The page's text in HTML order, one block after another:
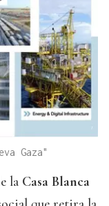
Gaza"
la Casa Blanca